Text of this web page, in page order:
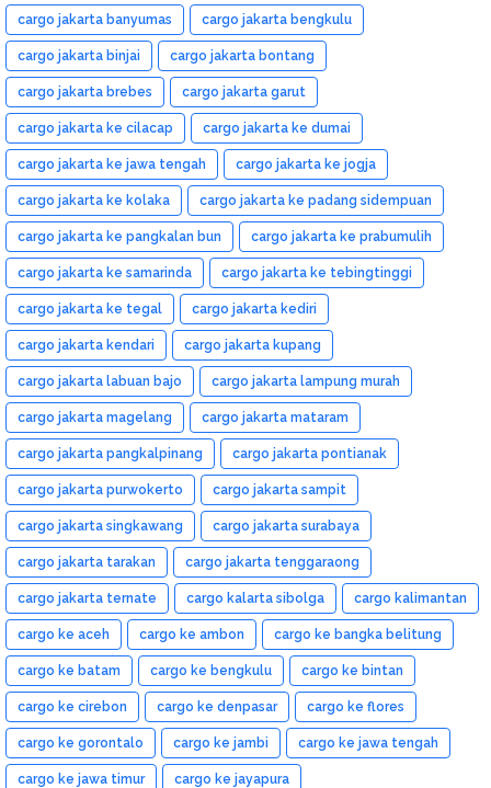
cargo jakarta banyumas cargo jakarta bengkulu
cargo jakarta binjai cargo jakarta bontang
cargo jakarta brebes cargo jakarta garut
cargo jakarta ke cilacap cargo jakarta ke dumai
cargo jakarta ke jawa tengah cargo jakarta ke jogja
cargo jakarta ke kolaka cargo jakarta ke padang sidempuan
cargo jakarta ke pangkalan bun cargo jakarta ke prabumulih
cargo jakarta ke samarinda cargo jakarta ke tebingtinggi
cargo jakarta ke tegal cargo jakarta kediri
cargo jakarta kendari cargo jakarta kupang
cargo jakarta labuan bajo cargo jakarta lampung murah
cargo jakarta magelang cargo jakarta mataram
cargo jakarta pangkalpinang cargo jakarta pontianak
cargo jakarta purwokerto cargo jakarta sampit
cargo jakarta singkawang cargo jakarta surabaya
cargo jakarta tarakan cargo jakarta tenggaraong
cargo jakarta ternate cargo kalarta sibolga cargo kalimantan
cargo ke aceh cargo ke ambon cargo ke bangka belitung
cargo ke batam cargo ke bengkulu cargo ke bintan
cargo ke cirebon cargo ke denpasar cargo ke flores
cargo ke gorontalo cargo ke jambi cargo ke jawa tengah
cargo ke jawa timur cargo ke jayapura